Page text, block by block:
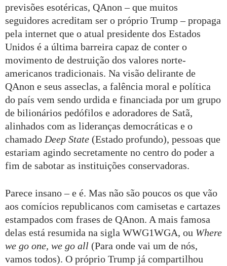
previsões esotéricas, QAnon – que muitos
seguidores acreditam ser o próprio Trump – propaga
pela internet que o atual presidente dos Estados
Unidos é a última barreira capaz de conter o
movimento de destruição dos valores norte-
americanos tradicionais. Na visão delirante de
QAnon e seus asseclas, a falência moral e política
do país vem sendo urdida e financiada por um grupo
de bilionários pedófilos e adoradores de Satã,
alinhados com as lideranças democráticas e o
chamado Deep State (Estado profundo), pessoas que
estariam agindo secretamente no centro do poder a
fim de sabotar as instituições conservadoras.
Parece insano – e é. Mas não são poucos os que vão
aos comícios republicanos com camisetas e cartazes
estampados com frases de QAnon. A mais famosa
delas está resumida na sigla WWG1WGA, ou Where
we go one, we go all (Para onde vai um de nós,
vamos todos). O próprio Trump já compartilhou